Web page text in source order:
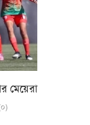
মেয়েরা